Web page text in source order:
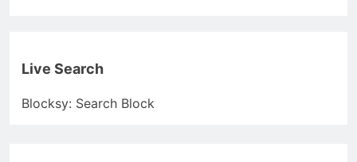
Live Search
Blocksy: Search Block